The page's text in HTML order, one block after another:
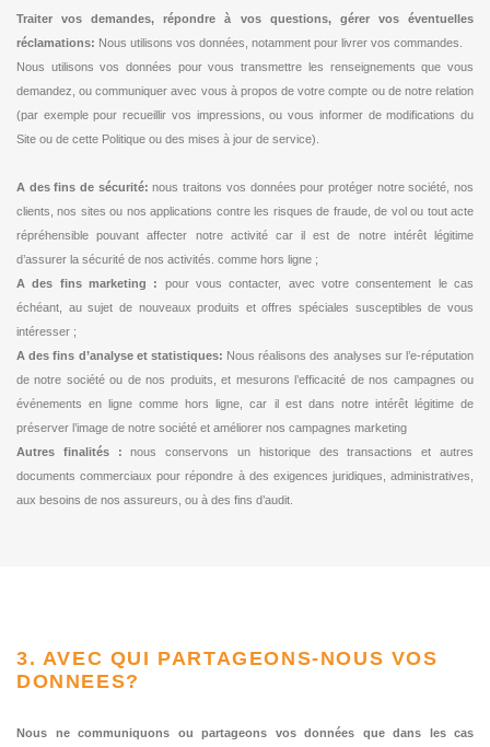
Traiter vos demandes, répondre à vos questions, gérer vos éventuelles
réclamations: Nous utilisons vos données, notamment pour livrer vos commandes.
Nous utilisons vos données pour vous transmettre les renseignements que vous
demandez, ou communiquer avec vous à propos de votre compte ou de notre relation
(par exemple pour recueillir vos impressions, ou vous informer de modifications du
Site ou de cette Politique ou des mises à jour de service).
A des fins de sécurité: nous traitons vos données pour protéger notre société, nos
clients, nos sites ou nos applications contre les risques de fraude, de vol ou tout acte
répréhensible pouvant affecter notre activité car il est de notre intérêt légitime
d’assurer la sécurité de nos activités. comme hors ligne ;
A des fins marketing :
pour vous contacter, avec votre consentement le cas
échéant, au sujet de nouveaux produits et offres spéciales susceptibles de vous
intéresser ;
A des fins d’analyse et statistiques: Nous réalisons des analyses sur l’e-réputation
de notre société ou de nos produits, et mesurons l’efficacité de nos campagnes ou
événements en ligne comme hors ligne, car il est dans notre intérêt légitime de
préserver l’image de notre société et améliorer nos campagnes marketing
Autres finalités : nous conservons un historique des transactions et autres
documents commerciaux pour répondre à des exigences juridiques, administratives,
aux besoins de nos assureurs, ou à des fins d’audit.
3. AVEC QUI PARTAGEONS-NOUS VOS
DONNEES?
Nous ne communiquons ou partageons vos données que dans les cas